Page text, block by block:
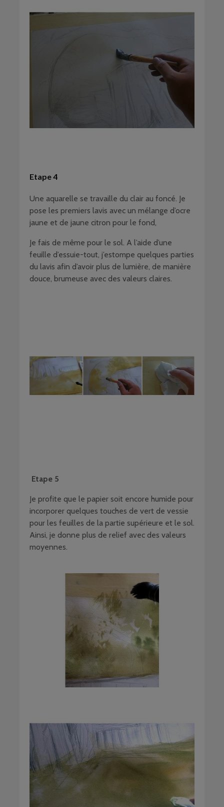
Etape 4
Une aquarelle se travaille du clair au foncé. Je
pose les premiers lavis avec un mélange d’ocre
jaune et de jaune citron pour le fond,
Je fais de même pour le sol. A l’aide d’une
feuille d’essuie-tout, j’estompe quelques parties
du lavis afin d’avoir plus de lumière, de manière
douce, brumeuse avec des valeurs claires.
Etape 5
Je profite que le papier soit encore humide pour
incorporer quelques touches de vert de vessie
pour les feuilles de la partie supérieure et le sol.
Ainsi, je donne plus de relief avec des valeurs
moyennes.